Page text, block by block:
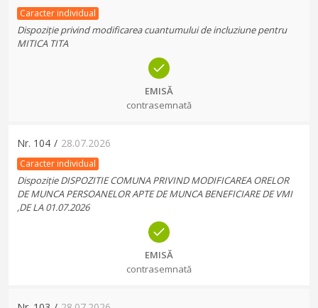
Caracter individual
Dispoziție privind modificarea cuantumului de incluziune pentru
MITICA TITA
EMISĂ
contrasemnată
Nr. 104 / 28.07.2026
Caracter individual
Dispoziție DISPOZITIE COMUNA PRIVIND MODIFICAREA ORELOR
DE MUNCA PERSOANELOR APTE DE MUNCA BENEFICIARE DE VMI
,DE LA 01.07.2026
EMISĂ
contrasemnată